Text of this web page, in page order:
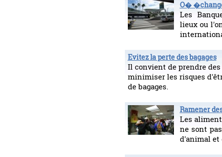
O�
Les
lieux ou
Evitez la perte des bagages
Il convient de prendre
minimiser les risques
de bagages.
Ramener
Les
ne sont
d'animal et